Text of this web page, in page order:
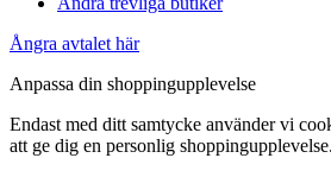
Ångra avtalet här
Anpassa din shoppingupplevelse
Endast med ditt samtycke använder vi
att ge dig en personlig shoppingupplevelse.